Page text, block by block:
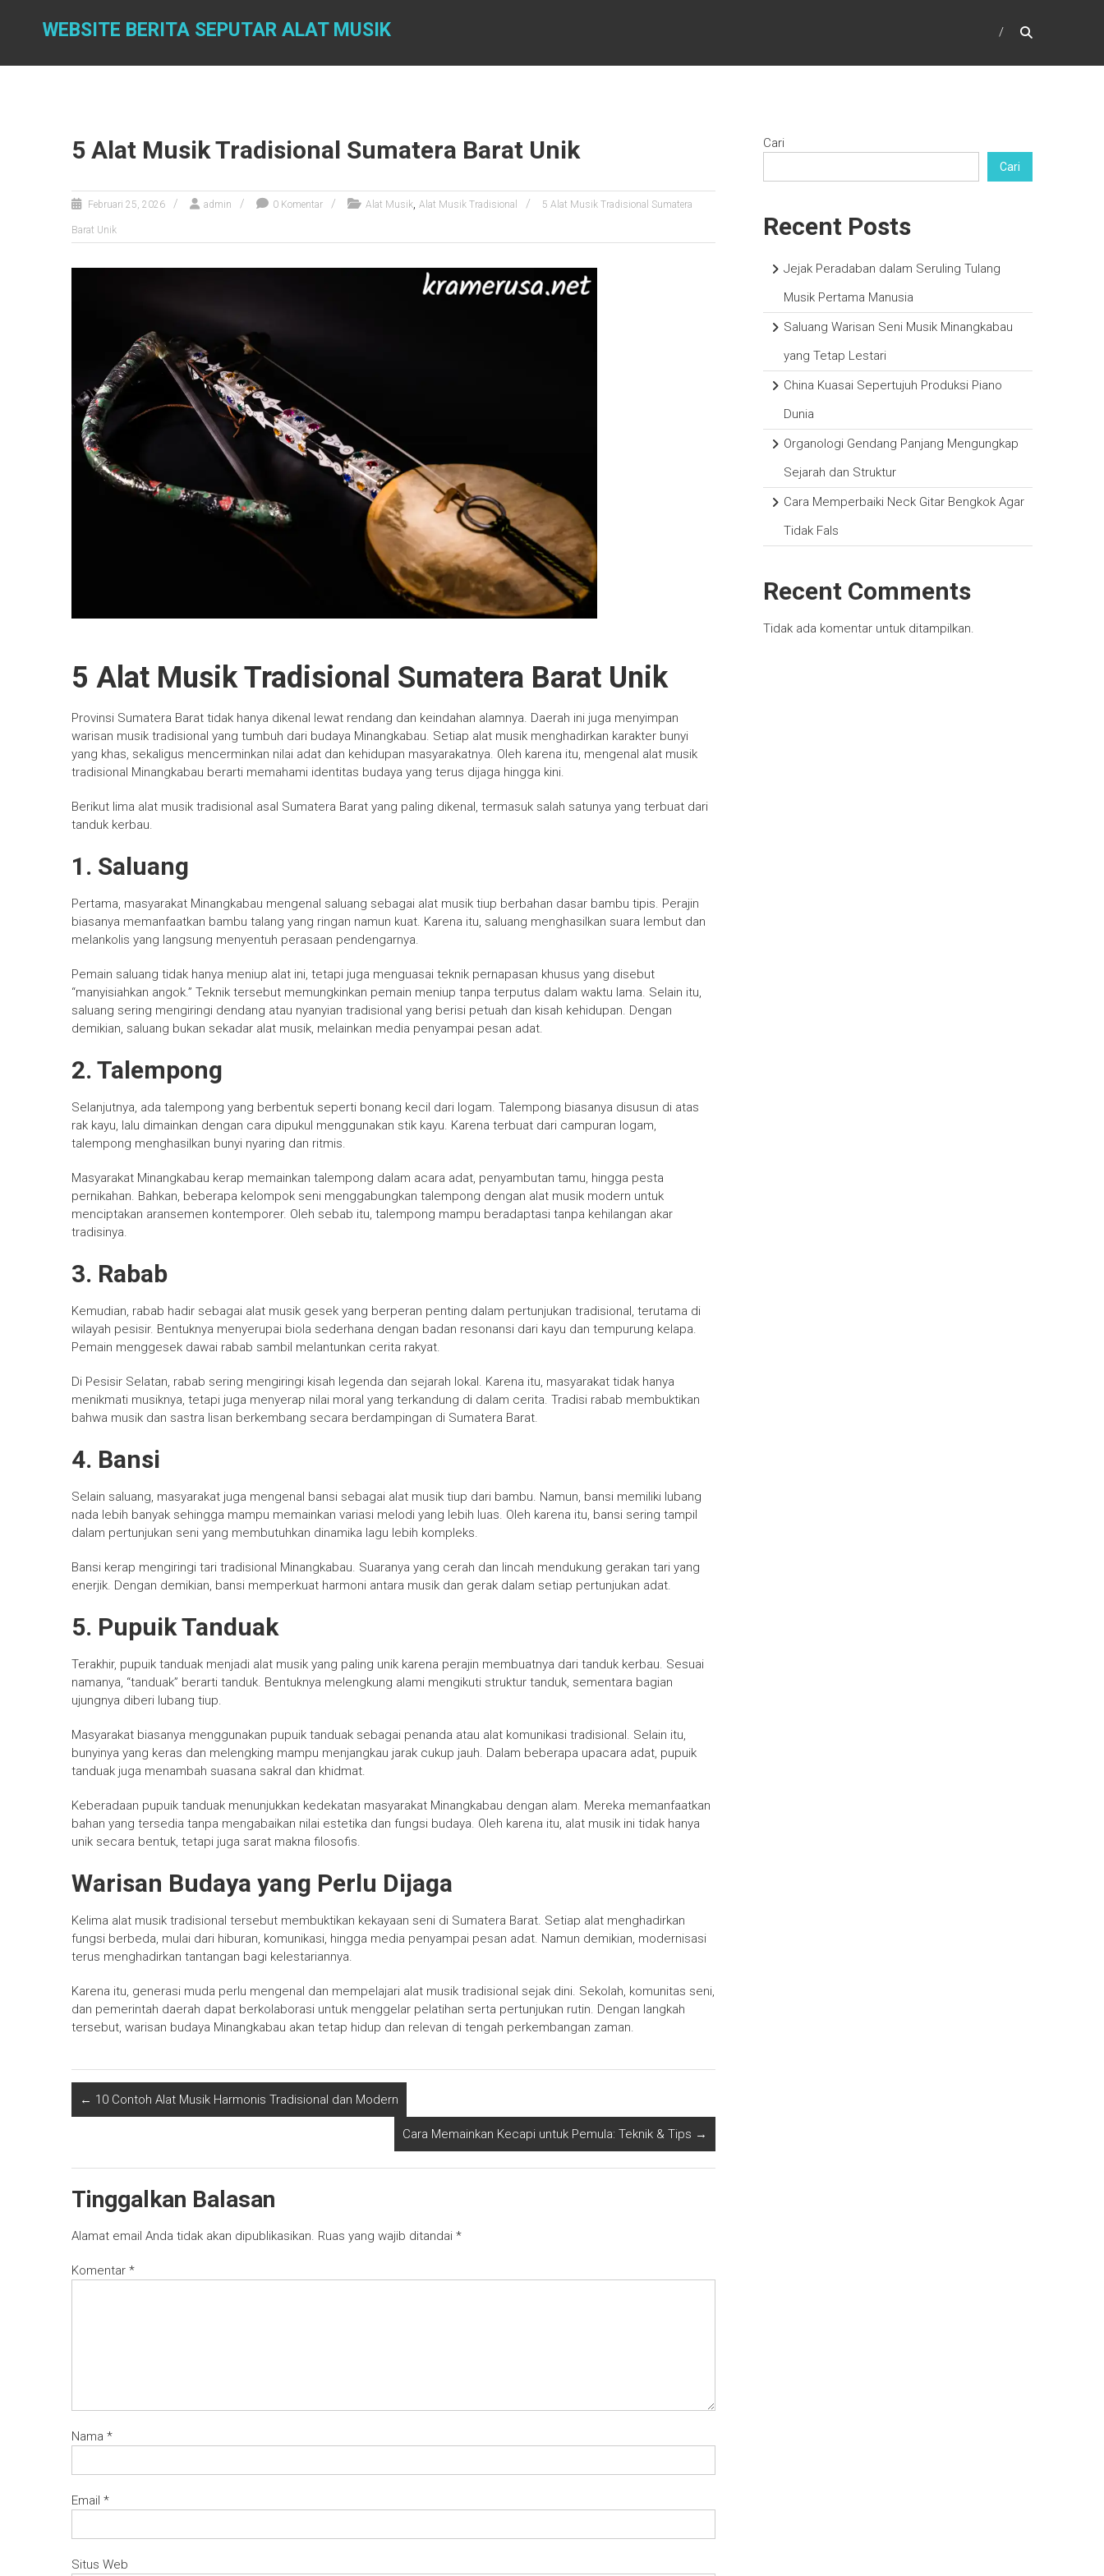
WEBSITE BERITA SEPUTAR ALAT MUSIK
5 Alat Musik Tradisional Sumatera Barat Unik
Februari 25, 2026 admin 0 Komentar Alat Musik, Alat Musik Tradisional 5 Alat Musik Tradisional Sumatera
Barat Unik
5 Alat Musik Tradisional Sumatera Barat Unik
Provinsi Sumatera Barat tidak hanya dikenal lewat rendang dan keindahan alamnya. Daerah ini juga menyimpan
warisan musik tradisional yang tumbuh dari budaya Minangkabau. Setiap alat musik menghadirkan karakter bunyi
yang khas, sekaligus mencerminkan nilai adat dan kehidupan masyarakatnya. Oleh karena itu, mengenal alat musik
tradisional Minangkabau berarti memahami identitas budaya yang terus dijaga hingga kini.
Berikut lima alat musik tradisional asal Sumatera Barat yang paling dikenal, termasuk salah satunya yang terbuat dari
tanduk kerbau.
1. Saluang
Pertama, masyarakat Minangkabau mengenal saluang sebagai alat musik tiup berbahan dasar bambu tipis. Perajin
biasanya memanfaatkan bambu talang yang ringan namun kuat. Karena itu, saluang menghasilkan suara lembut dan
melankolis yang langsung menyentuh perasaan pendengarnya.
Pemain saluang tidak hanya meniup alat ini, tetapi juga menguasai teknik pernapasan khusus yang disebut
“manyisiahkan angok.” Teknik tersebut memungkinkan pemain meniup tanpa terputus dalam waktu lama. Selain itu,
saluang sering mengiringi dendang atau nyanyian tradisional yang berisi petuah dan kisah kehidupan. Dengan
demikian, saluang bukan sekadar alat musik, melainkan media penyampai pesan adat.
2. Talempong
Selanjutnya, ada talempong yang berbentuk seperti bonang kecil dari logam. Talempong biasanya disusun di atas
rak kayu, lalu dimainkan dengan cara dipukul menggunakan stik kayu. Karena terbuat dari campuran logam,
talempong menghasilkan bunyi nyaring dan ritmis.
Masyarakat Minangkabau kerap memainkan talempong dalam acara adat, penyambutan tamu, hingga pesta
pernikahan. Bahkan, beberapa kelompok seni menggabungkan talempong dengan alat musik modern untuk
menciptakan aransemen kontemporer. Oleh sebab itu, talempong mampu beradaptasi tanpa kehilangan akar
tradisinya.
3. Rabab
Kemudian, rabab hadir sebagai alat musik gesek yang berperan penting dalam pertunjukan tradisional, terutama di
wilayah pesisir. Bentuknya menyerupai biola sederhana dengan badan resonansi dari kayu dan tempurung kelapa.
Pemain menggesek dawai rabab sambil melantunkan cerita rakyat.
Di Pesisir Selatan, rabab sering mengiringi kisah legenda dan sejarah lokal. Karena itu, masyarakat tidak hanya
menikmati musiknya, tetapi juga menyerap nilai moral yang terkandung di dalam cerita. Tradisi rabab membuktikan
bahwa musik dan sastra lisan berkembang secara berdampingan di Sumatera Barat.
4. Bansi
Selain saluang, masyarakat juga mengenal bansi sebagai alat musik tiup dari bambu. Namun, bansi memiliki lubang
nada lebih banyak sehingga mampu memainkan variasi melodi yang lebih luas. Oleh karena itu, bansi sering tampil
dalam pertunjukan seni yang membutuhkan dinamika lagu lebih kompleks.
Bansi kerap mengiringi tari tradisional Minangkabau. Suaranya yang cerah dan lincah mendukung gerakan tari yang
enerjik. Dengan demikian, bansi memperkuat harmoni antara musik dan gerak dalam setiap pertunjukan adat.
5. Pupuik Tanduak
Terakhir, pupuik tanduak menjadi alat musik yang paling unik karena perajin membuatnya dari tanduk kerbau. Sesuai
namanya, “tanduak” berarti tanduk. Bentuknya melengkung alami mengikuti struktur tanduk, sementara bagian
ujungnya diberi lubang tiup.
Masyarakat biasanya menggunakan pupuik tanduak sebagai penanda atau alat komunikasi tradisional. Selain itu,
bunyinya yang keras dan melengking mampu menjangkau jarak cukup jauh. Dalam beberapa upacara adat, pupuik
tanduak juga menambah suasana sakral dan khidmat.
Keberadaan pupuik tanduak menunjukkan kedekatan masyarakat Minangkabau dengan alam. Mereka memanfaatkan
bahan yang tersedia tanpa mengabaikan nilai estetika dan fungsi budaya. Oleh karena itu, alat musik ini tidak hanya
unik secara bentuk, tetapi juga sarat makna filosofis.
Warisan Budaya yang Perlu Dijaga
Kelima alat musik tradisional tersebut membuktikan kekayaan seni di Sumatera Barat. Setiap alat menghadirkan
fungsi berbeda, mulai dari hiburan, komunikasi, hingga media penyampai pesan adat. Namun demikian, modernisasi
terus menghadirkan tantangan bagi kelestariannya.
Karena itu, generasi muda perlu mengenal dan mempelajari alat musik tradisional sejak dini. Sekolah, komunitas seni,
dan pemerintah daerah dapat berkolaborasi untuk menggelar pelatihan serta pertunjukan rutin. Dengan langkah
tersebut, warisan budaya Minangkabau akan tetap hidup dan relevan di tengah perkembangan zaman.
← 10 Contoh Alat Musik Harmonis Tradisional dan Modern
Cara Memainkan Kecapi untuk Pemula: Teknik & Tips →
Tinggalkan Balasan
Alamat email Anda tidak akan dipublikasikan. Ruas yang wajib ditandai *
Komentar *
Nama *
Email *
Situs Web
Cari
Cari
Recent Posts
Jejak Peradaban dalam Seruling Tulang
Musik Pertama Manusia
Saluang Warisan Seni Musik Minangkabau
yang Tetap Lestari
China Kuasai Sepertujuh Produksi Piano
Dunia
Organologi Gendang Panjang Mengungkap
Sejarah dan Struktur
Cara Memperbaiki Neck Gitar Bengkok Agar
Tidak Fals
Recent Comments
Tidak ada komentar untuk ditampilkan.